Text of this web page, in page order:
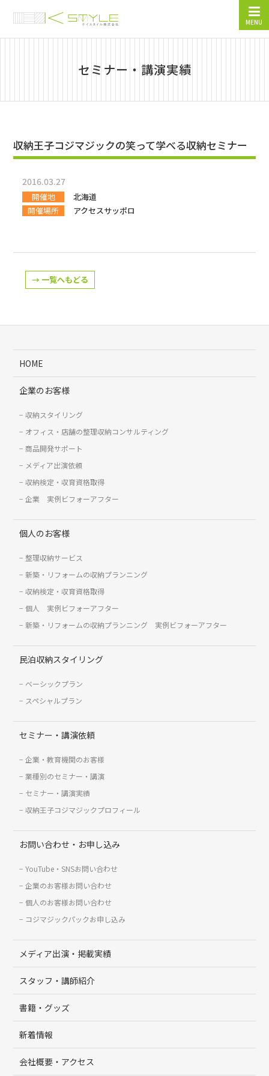
MENU
セミナー・講演実績
収納王子コジマジックの笑って学べる収納セミナー
2016.03.27
開催地
北海道
開催場所
アクセスサッポロ
→ 一覧へもどる
HOME
企業のお客様
収納スタイリング
オフィス・店舗の整理収納コンサルティング
商品開発サポート
メディア出演依頼
収納検定・収育資格取得
企業 実例ビフォーアフター
個人のお客様
整理収納サービス
新築・リフォームの収納プランニング
収納検定・収育資格取得
個人 実例ビフォーアフター
新築・リフォームの収納プランニング 実例ビフォーアフター
民泊収納スタイリング
ベーシックプラン
スペシャルプラン
セミナー・講演依頼
企業・教育機関のお客様
業種別のセミナー・講演
セミナー・講演実績
収納王子コジマジックプロフィール
お問い合わせ・お申し込み
YouTube・SNSお問い合わせ
企業のお客様お問い合わせ
個人のお客様お問い合わせ
コジマジックパックお申し込み
メディア出演・掲載実績
スタッフ・講師紹介
書籍・グッズ
新着情報
会社概要・アクセス